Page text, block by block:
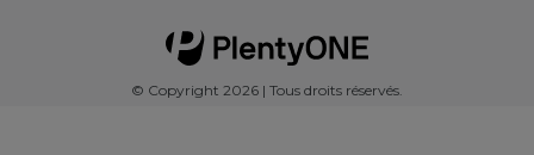
© Copyright 2026 | Tous droits réservés.